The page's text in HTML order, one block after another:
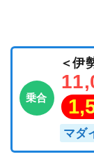
乗合
＜伊
マダ